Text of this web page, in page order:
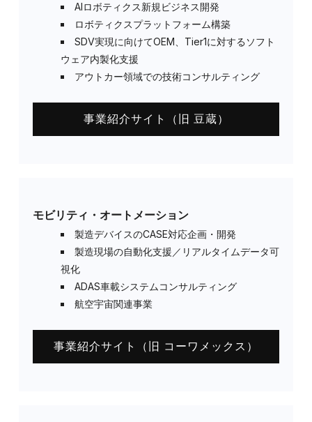
AIロボティクス新規ビジネス開発
ロボティクスプラットフォーム構築
SDV実現に向けてOEM、Tier1に対するソフト
ウェア内製化支援
アウトカー領域での技術コンサルティング
事業紹介サイト（旧 豆蔵）
モビリティ・オートメーション
製造デバイスのCASE対応企画・開発
製造現場の自動化支援／リアルタイムデータ可
視化
ADAS車載システムコンサルティング
航空宇宙関連事業
事業紹介サイト（旧 コーワメックス）